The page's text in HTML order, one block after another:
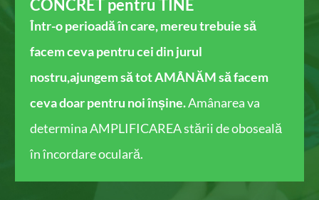
CONCRET pentru TINE
Într-o perioadă în care, mereu trebuie să
facem ceva pentru cei din jurul
nostru,ajungem să tot AMÂNĂM ​să facem
ceva doar pentru noi înșine.Amânarea va
determina AMPLIFICAREA stării de oboseală
în încordare oculară.